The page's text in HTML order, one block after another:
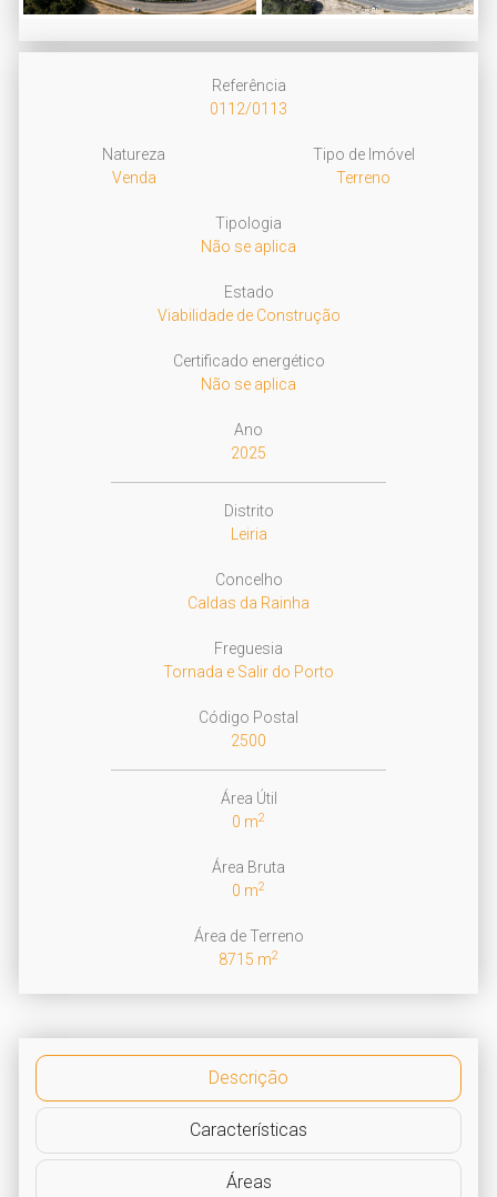
Next
Referência
0112/0113
Natureza
Venda
Tipo de Imóvel
Terreno
Tipologia
Não se aplica
Estado
Viabilidade de Construção
Certificado energético
Não se aplica
Ano
2025
Distrito
Leiria
Concelho
Caldas da Rainha
Freguesia
Tornada e Salir do Porto
Código Postal
2500
Área Útil
0 m2
Área Bruta
0 m2
Área de Terreno
8715 m2
Descrição
Características
Áreas